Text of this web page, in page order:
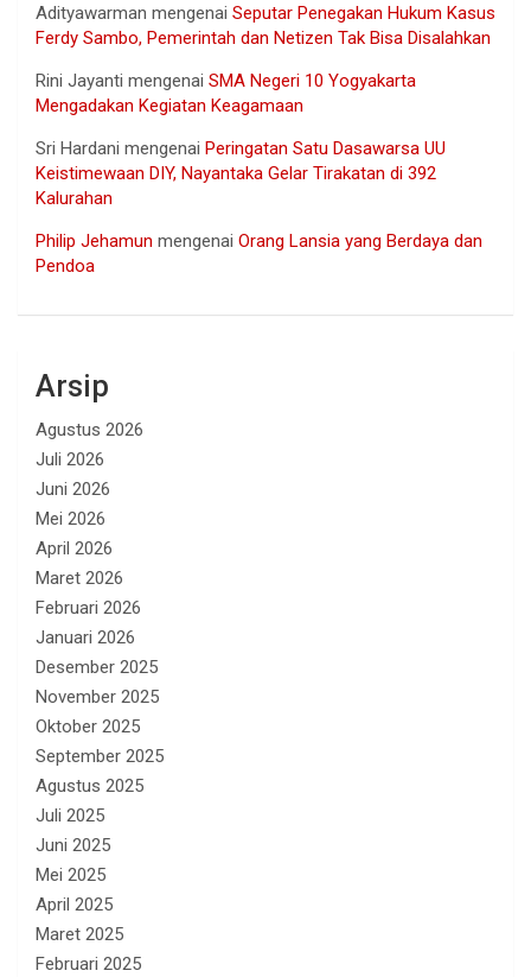
Adityawarman mengenai Seputar Penegakan Hukum Kasus
Ferdy Sambo, Pemerintah dan Netizen Tak Bisa Disalahkan
Rini Jayanti mengenai SMA Negeri 10 Yogyakarta
Mengadakan Kegiatan Keagamaan
Sri Hardani mengenai Peringatan Satu Dasawarsa UU
Keistimewaan DIY, Nayantaka Gelar Tirakatan di 392
Kalurahan
Philip Jehamun mengenai Orang Lansia yang Berdaya dan
Pendoa
Arsip
Agustus 2026
Juli 2026
Juni 2026
Mei 2026
April 2026
Maret 2026
Februari 2026
Januari 2026
Desember 2025
November 2025
Oktober 2025
September 2025
Agustus 2025
Juli 2025
Juni 2025
Mei 2025
April 2025
Maret 2025
Februari 2025